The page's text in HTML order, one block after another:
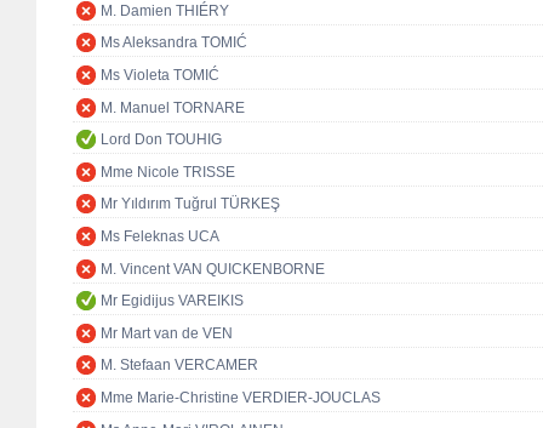
M. Damien THIÉRY
Ms Aleksandra TOMIĆ
Ms Violeta TOMIĆ
M. Manuel TORNARE
Lord Don TOUHIG
Mme Nicole TRISSE
Mr Yıldırım Tuğrul TÜRKEŞ
Ms Feleknas UCA
M. Vincent VAN QUICKENBORNE
Mr Egidijus VAREIKIS
Mr Mart van de VEN
M. Stefaan VERCAMER
Mme Marie-Christine VERDIER-JOUCLAS